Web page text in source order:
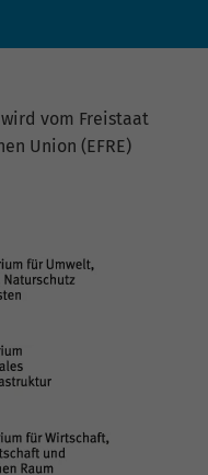
wird vom Freistaat
Union (EFRE)